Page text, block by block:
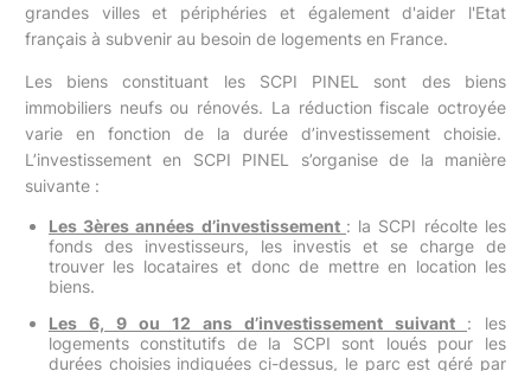
grandes villes et périphéries et également d'aider l'Etat
français à subvenir au besoin de logements en France.
Les biens constituant les SCPI PINEL sont des biens
immobiliers neufs ou rénovés. La réduction fiscale octroyée
varie en fonction de la durée d’investissement choisie.
L’investissement en SCPI PINEL s’organise de la manière
suivante :
Les 3ères années d’investissement : la SCPI récolte les
fonds des investisseurs, les investis et se charge de
trouver les locataires et donc de mettre en location les
biens.
Les 6, 9 ou 12 ans d’investissement suivant : les
logements constitutifs de la SCPI sont loués pour les
durées choisies indiquées ci-dessus, le parc est géré par